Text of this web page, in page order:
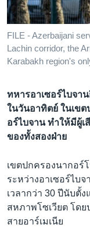
ติดตามเรา
FILE - Azerbaijani
Lachin corridor, the
Karabakh region's
ทหารอาเซอร์ไบจา
ในวันอาทิตย์ ในเข
อร์ไบจาน ทำให้มีผู้เ
ของทั้งสองฝ่าย
เขตปกครองนากอร์
ระหว่างอาเซอร์ไบ
เวลากว่า 30 ปีนับตั้
สหภาพโซเวียต โด
สายอาร์เมเนีย